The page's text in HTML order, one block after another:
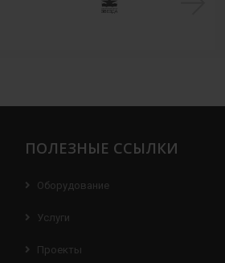
ПОЛЕЗНЫЕ ССЫЛКИ
Оборудование
Услуги
Проекты